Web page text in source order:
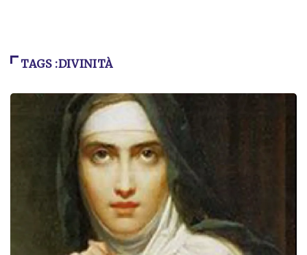
TAGS :DIVINITÀ